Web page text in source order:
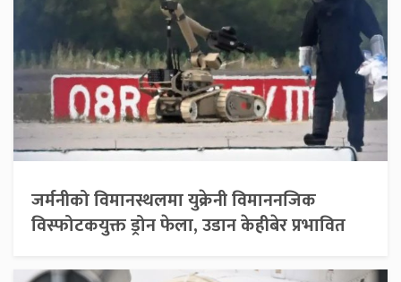
जर्मनीको विमानस्थलमा युक्रेनी विमाननजिक
विस्फोटकयुक्त ड्रोन फेला, उडान केहीबेर प्रभावित